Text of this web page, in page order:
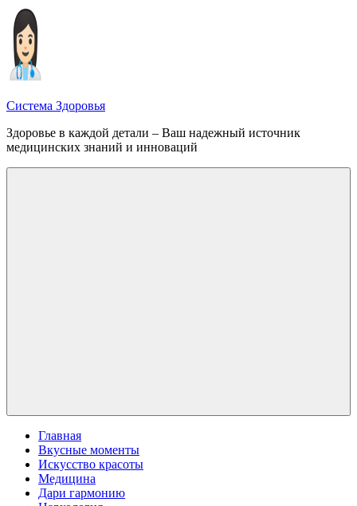
Перейти
содержимому
Система Здоровья
Здоровье в каждой детали – Ваш надежный источник
медицинских знаний и инноваций
Главная
Вкусные моменты
Искусство красоты
Медицина
Дари гармонию